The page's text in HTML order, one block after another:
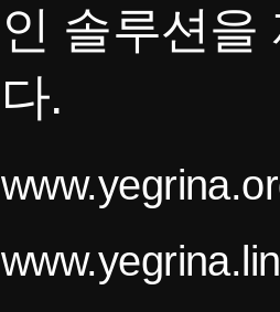
인 솔루션을
다.